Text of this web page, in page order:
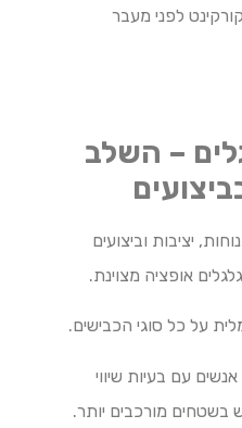
לפני מעבר
4 גלגלים – השלב
יציבות וביצועים
על כל סוגי הכבישים.
עם בעיות שיווי
בשטחים מורכבים יותר.